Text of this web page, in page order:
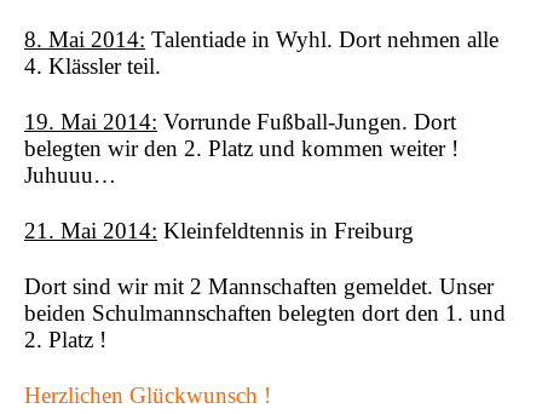
8. Mai 2014: Talentiade in Wyhl. Dort nehmen alle
4. Klässler teil.
19. Mai 2014: Vorrunde Fußball-Jungen. Dort
belegten wir den 2. Platz und kommen weiter !
Juhuuu…
21. Mai 2014: Kleinfeldtennis in Freiburg
Dort sind wir mit 2 Mannschaften gemeldet. Unser
beiden Schulmannschaften belegten dort den 1. und
2. Platz !
Herzlichen Glückwunsch !